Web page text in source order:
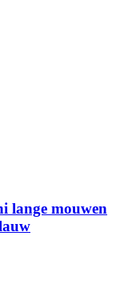
lange mouwen